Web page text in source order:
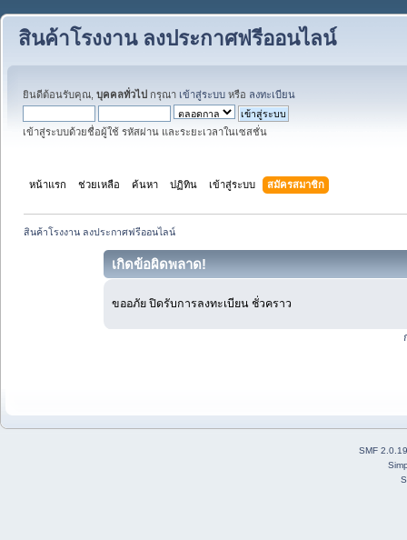
สินค้าโรงงาน ลงประกาศฟรีออนไลน์
ยินดีต้อนรับคุณ, บุคคลทั่วไป กรุณา เข้าสู่ระบบ หรือ ลงทะเบียน
เข้าสู่ระบบด้วยชื่อผู้ใช้ รหัสผ่าน และระยะเวลาในเซสชั่น
หน้าแรก ช่วยเหลือ ค้นหา ปฏิทิน เข้าสู่ระบบ สมัครสมาชิก
สินค้าโรงงาน ลงประกาศฟรีออนไลน์
เกิดข้อผิดพลาด!
ขออภัย ปิดรับการลงทะเบียน ชั่วคราว
SMF 2.0.19